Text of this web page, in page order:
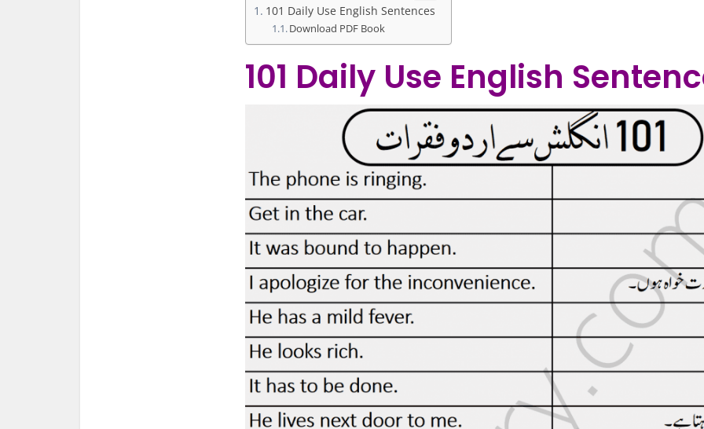
101 Daily Use English Sentences
Download PDF Book
101 Daily Use English